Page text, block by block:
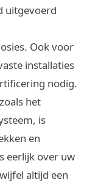
uitgevoerd
Ook voor
installaties
nodig.
het
is
en
eerlijk over uw
altijd een